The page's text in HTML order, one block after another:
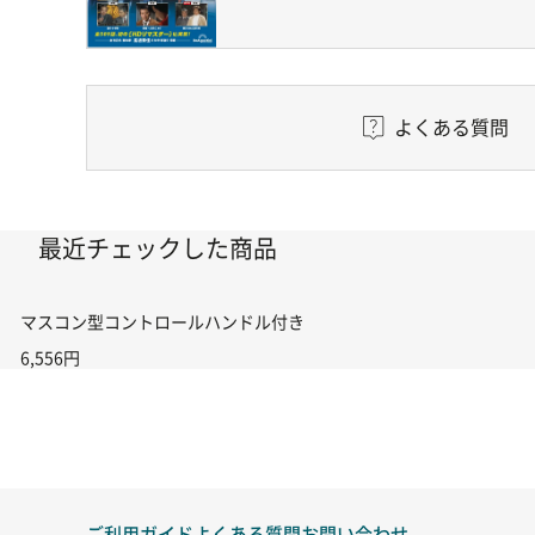
よくある質問
最近チェックした商品
マスコン型コントロールハンドル付き コントローラー＆ポイント切
6,556円